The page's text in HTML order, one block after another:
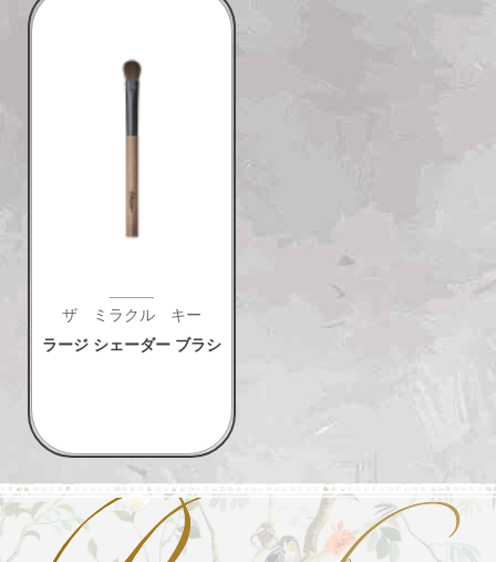
ザ ミラクル キー
ラージ シェーダー ブラシ